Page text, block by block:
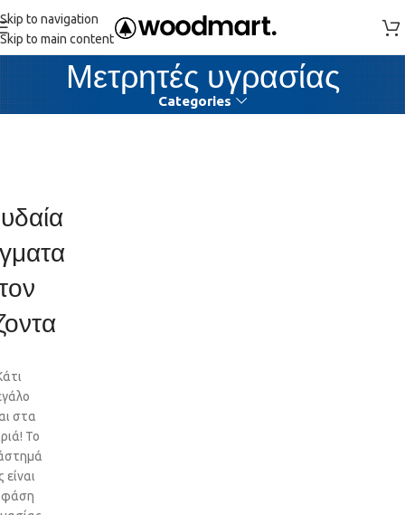
Skip to navigation
Skip to main content
Μετρητές υγρασίας
Categories
στα
Το
είναι
φάση